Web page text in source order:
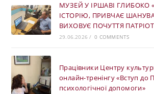
МУЗЕЙ У ІРШАВІ ГЛИБОКО
ІСТОРІЮ, ПРИВЧАЄ
ВИХОВУЄ ПОЧУТТЯ
29.06.2026 / 0 COMMENTS
Працівники Центру
онлайн-тренінгу «Вступ до
психологічної допомоги»